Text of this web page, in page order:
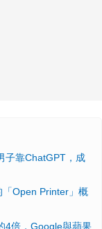
子靠ChatGPT，成
Open Printer」概
4倍，Google與蘋果